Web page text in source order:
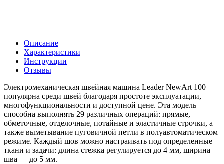
Описание
Характеристики
Инструкции
Отзывы
Электромеханическая швейная машина Leader NewArt 100
популярна среди швей благодаря простоте эксплуатации,
многофункциональности и доступной цене. Эта модель
способна выполнять 29 различных операций: прямые,
обметочные, отделочные, потайные и эластичные строчки, а
также выметывание пуговичной петли в полуавтоматическом
режиме. Каждый шов можно настраивать под определенные
ткани и задачи: длина стежка регулируется до 4 мм, ширина
шва — до 5 мм.